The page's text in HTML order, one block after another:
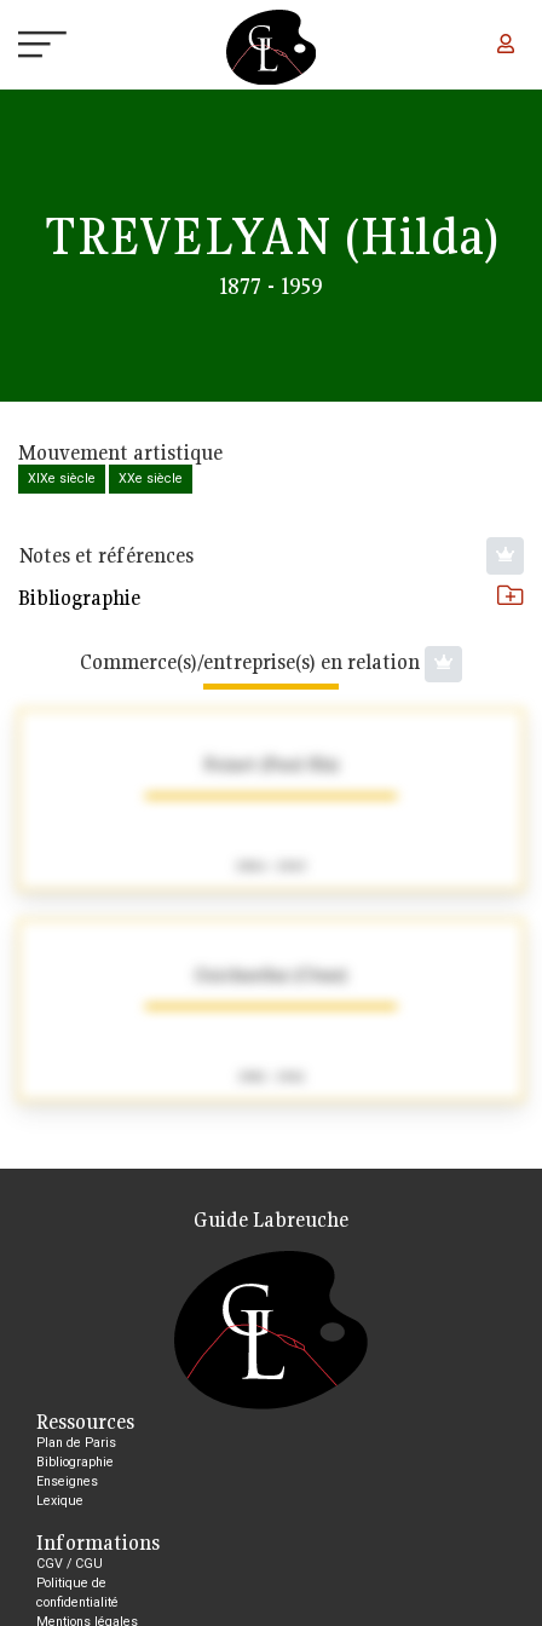
TREVELYAN (Hilda)
1877 - 1959
Mouvement artistique
XIXe siècle XXe siècle
Notes et références
Bibliographie
Commerce(s)/entreprise(s) en relation
Foinet (Paul fils)
Guichardaz (César)
Guide Labreuche
Ressources
Plan de Paris
Bibliographie
Enseignes
Lexique
Informations
CGV / CGU
Politique de
confidentialité
Mentions légales